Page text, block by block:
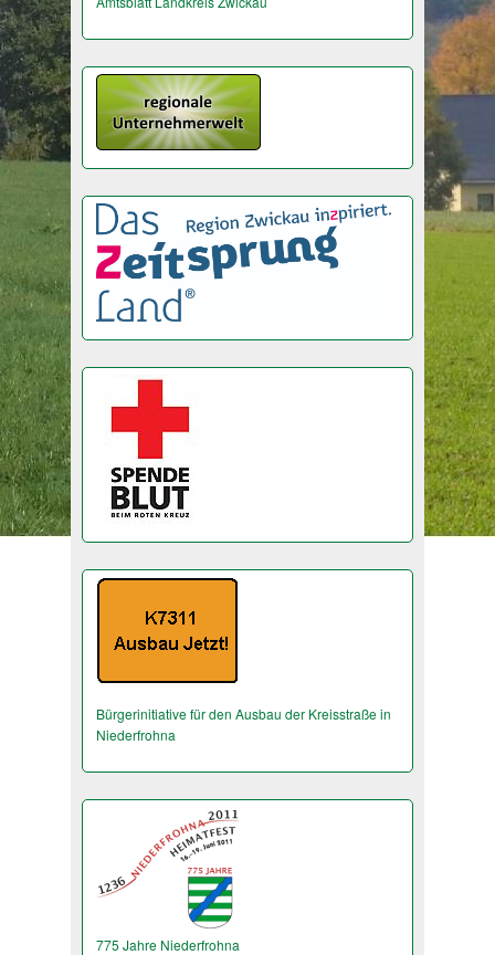
Bürgerinitiative für den Ausbau der Kreisstraße in
Niederfrohna
775 Jahre Niederfrohna